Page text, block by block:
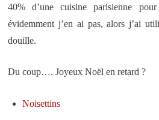
40% d’une cuisine parisienne
évidemment j’en ai pas, alors j’ai
douille.
Du coup…. Joyeux Noël en retard ?
Noisettins